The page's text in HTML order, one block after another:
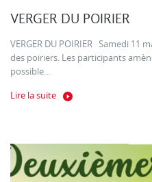
VERGER DU POIRIER
VERGER DU POIRIER Samedi 11
des poiriers. Les participants
possible...
Lire la suite